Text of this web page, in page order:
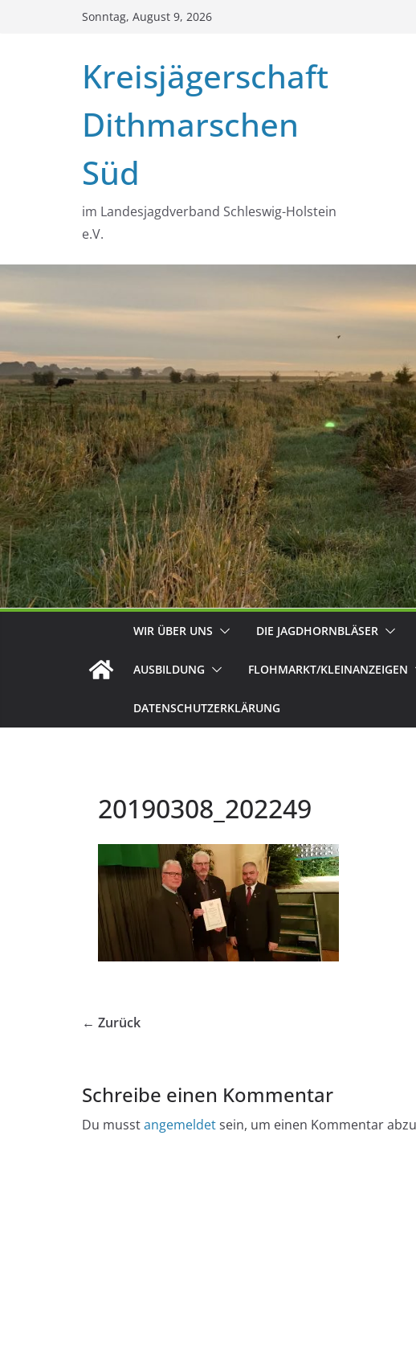
Sonntag, August 9, 2026
Kreisjägerschaft
Dithmarschen
Süd
im Landesjagdverband Schleswig-Holstein
e.V.
WIR ÜBER UNS DIE JAGDHORNBLÄSER
AUSBILDUNG FLOHMARKT/KLEINANZEIGEN
DATENSCHUTZERKLÄRUNG
20190308_202249
← Zurück
Schreibe einen Kommentar
Du musstangemeldetsein, um einen Kommentar